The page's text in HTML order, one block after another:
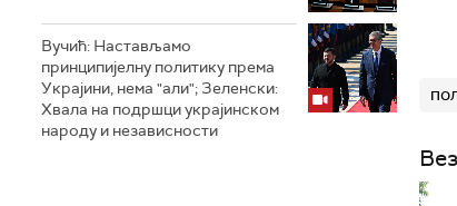
Вучић: Настављамо
принципијелну политику према
Украјини, нема "али"; Зеленски:
Хвала на подршци украјинском
народу и независности